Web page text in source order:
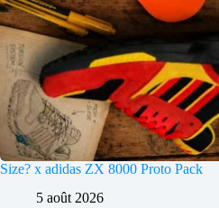
Size? x adidas ZX 8000 Proto Pack
5 août 2026